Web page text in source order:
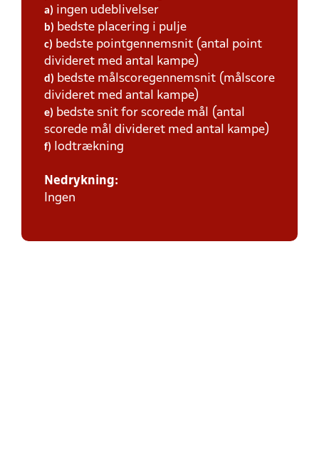
a) ingen udeblivelser
b) bedste placering i pulje
c) bedste pointgennemsnit (antal point
divideret med antal kampe)
d) bedste målscoregennemsnit (målscore
divideret med antal kampe)
e) bedste snit for scorede mål (antal
scorede mål divideret med antal kampe)
f) lodtrækning
Nedrykning:
Ingen